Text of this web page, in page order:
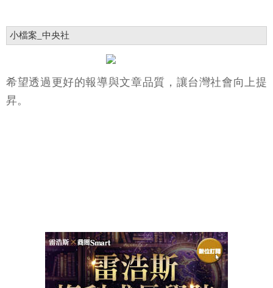
小檔案_中央社
希望透過更好的報導與文章品質，讓台灣社會向上提
昇。